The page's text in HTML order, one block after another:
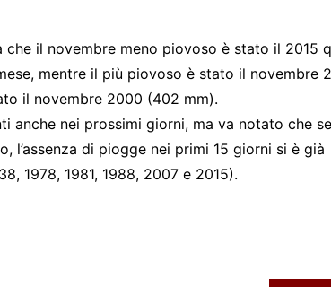
il novembre meno piovoso è stato il 2015
mentre il più piovoso è stato il novembre
il novembre 2000 (402 mm).
anche nei prossimi giorni, ma va notato che
l’assenza di piogge nei primi 15 giorni si è già
1978, 1981, 1988, 2007 e 2015).